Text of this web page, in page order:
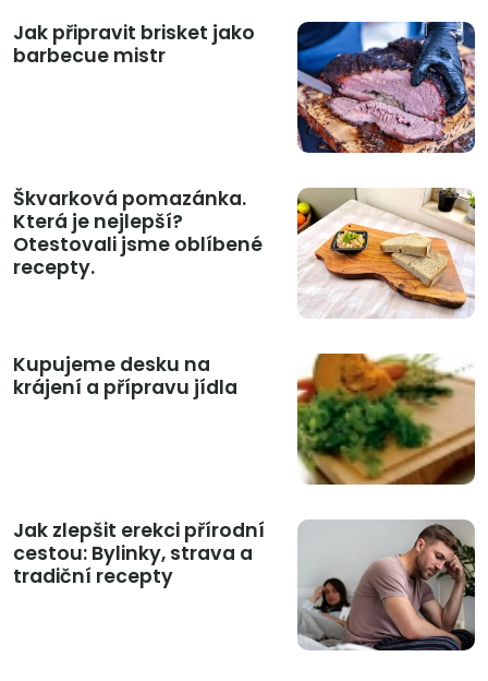
Jak připravit brisket jako
barbecue mistr
Škvarková pomazánka.
Která je nejlepší?
Otestovali jsme oblíbené
recepty.
Kupujeme desku na
krájení a přípravu jídla
Jak zlepšit erekci přírodní
cestou: Bylinky, strava a
tradiční recepty